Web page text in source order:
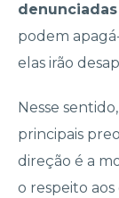
denunciadas
podem
elas irão
Nesse
principais
direção é a
o respeito